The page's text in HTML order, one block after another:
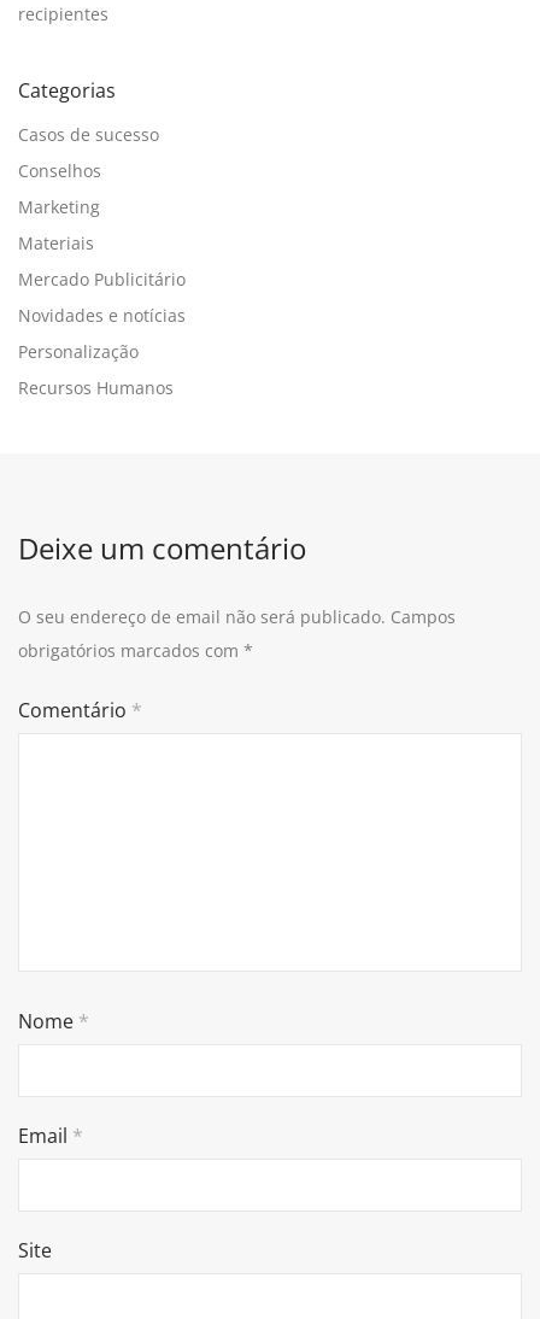
recipientes
Categorias
Casos de sucesso
Conselhos
Marketing
Materiais
Mercado Publicitário
Novidades e notícias
Personalização
Recursos Humanos
Deixe um comentário
O seu endereço de email não será publicado. Campos
obrigatórios marcados com *
Comentário *
Nome *
Email *
Site